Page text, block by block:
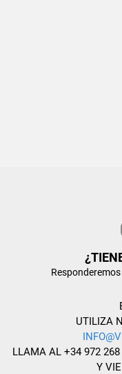
UTILIZA
LLAMA AL +34 972
Y